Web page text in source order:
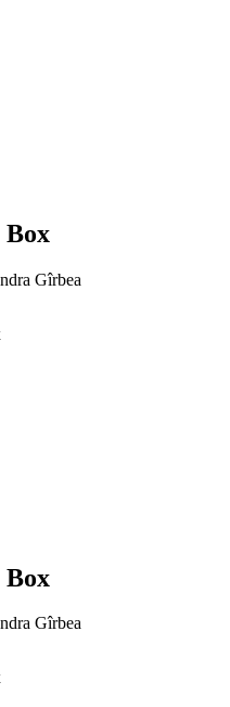
Box
Gîrbea
Box
Gîrbea